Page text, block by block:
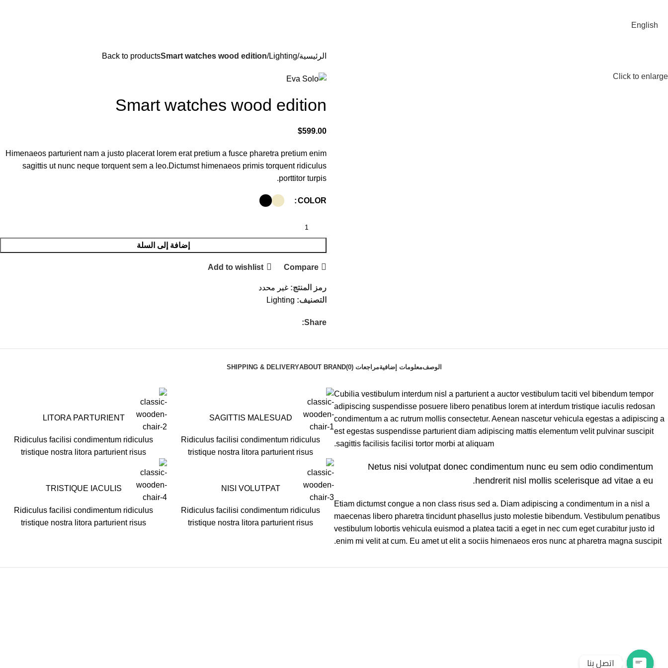
English
Click to enlarge
الرئيسية Lighting
Smart watches wood edition
Back to products
Smart watches wood edition
$599.00
Himenaeos parturient nam a justo placerat lorem erat pretium a fusce pharetra pretium enim
sagittis ut nunc neque torquent sem a leo.Dictumst himenaeos primis torquent ridiculus
porttitor turpis.
COLOR
إضافة إلى السلة
Compare
Add to wishlist
رمز المنتج: غير محدد
التصنيف: Lighting
Share:
الوصفمعلومات إضافيةمراجعات (0) ABOUT BRAND
SHIPPING & DELIVERY
Cubilia vestibulum interdum nisl a parturient a auctor vestibulum taciti vel bibendum tempor
adipiscing suspendisse posuere libero penatibus lorem at interdum tristique iaculis redosan
condimentum a ac rutrum mollis consectetur. Aenean nascetur vehicula egestas a adipiscing a
est egestas suspendisse parturient diam adipiscing mattis elementum velit pulvinar suscipit
sagittis facilisis facilisi tortor morbi at aliquam.
Netus nisi volutpat donec condimentum nunc eu sem odio condimentum
hendrerit nisl mollis scelerisque ad vitae a eu.
Etiam dictumst congue a non class risus sed a. Diam adipiscing a condimentum in a nisl a
maecenas libero pharetra tincidunt phasellus justo molestie bibendum. Vestibulum penatibus
vestibulum lobortis vehicula euismod a platea taciti a eget in nec cum eget curabitur justo id
enim mi velit at cum. Eu amet ut elit a sociis himenaeos eros nunc at pharetra magna suscipit.
SAGITTIS MALESUAD
Ridiculus facilisi condimentum ridiculus
tristique nostra litora parturient risus
NISI VOLUTPAT
Ridiculus facilisi condimentum ridiculus
tristique nostra litora parturient risus
LITORA PARTURIENT
Ridiculus facilisi condimentum ridiculus
tristique nostra litora parturient risus
TRISTIQUE IACULIS
Ridiculus facilisi condimentum ridiculus
tristique nostra litora parturient risus
اتصل بنا